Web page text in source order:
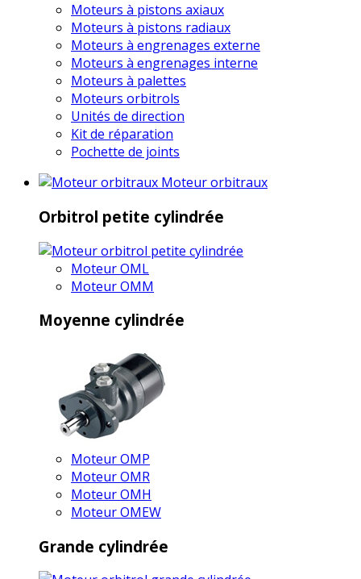
Moteurs à pistons axiaux
Moteurs à pistons radiaux
Moteurs à engrenages externe
Moteurs à engrenages interne
Moteurs à palettes
Moteurs orbitrols
Unités de direction
Kit de réparation
Pochette de joints
Moteur orbitraux
Orbitrol petite cylindrée
Moteur OML
Moteur OMM
Moyenne cylindrée
Moteur OMP
Moteur OMR
Moteur OMH
Moteur OMEW
Grande cylindrée